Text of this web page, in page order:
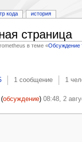
страница
в теме «Обсуждение
1 сообщение 1
обсуждение) 08:48, 2
кода история